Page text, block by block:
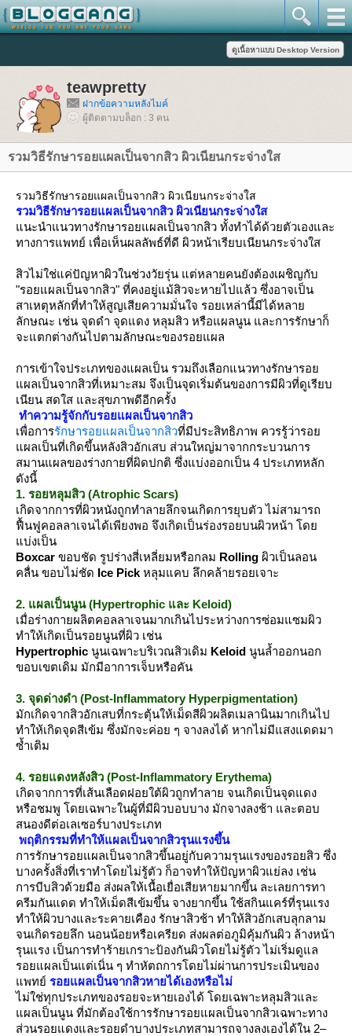
teawpretty
ฝากข้อความหลังไมค์
ผู้ติดตามบล็อก : 3 คน
รวมวิธีรักษารอยแผลเป็นจากสิว ผิวเนียนกระจ่างใส
รวมวิธีรักษารอยแผลเป็นจากสิว ผิวเนียนกระจ่างใส
รวมวิธีรักษารอยแผลเป็นจากสิว ผิวเนียนกระจ่างใส
นะนำแนวทางรักษารอยแผลเป็นจากสิว ทั้งทำได้ด้วยตัวเองและ
ทางการแพทย์ เพื่อเห็นผลลัพธ์ที่ดี ผิวหน้าเรียบเนียนกระจ่างใส
สิวไม่ใช่แค่ปัญหาผิวในช่วงวัยรุ่น แต่หลายคนยังต้องเผชิญกับ
"รอยแผลเป็นจากสิว" ที่คงอยู่แม้สิวจะหายไปแล้ว ซึ่งอาจเป็น
สาเหตุหลักที่ทำให้สูญเสียความมั่นใจ รอยเหล่านี้มีได้หลา
ลักษณะ เช่น จุดดำ จุดแดง หลุมสิว หรือแผลนูน และการรักษาก็
จะแตกต่างกันไปตามลักษณะของรอยแผล
การเข้าใจประเภทของแผลเป็น รวมถึงเลือกแนวทางรักษารอ
ผลเป็นจากสิวที่เหมาะสม จึงเป็นจุดเริ่มต้นของการมีผิวที่ดูเรียบ
เนียน สดใส และสุขภาพดีอีกครั้ง
ทำความรู้จักกับรอยแผลเป็นจากสิว
เพื่อการรักษารอยแผลเป็นจากสิวที่มีประสิทธิภาพ ควรรู้ว่ารอ
ผลเป็นที่เกิดขึ้นหลังสิวอักเสบ ส่วนใหญ่มาจากกระบวนการ
สมานแผลของร่างกายที่ผิดปกติ ซึ่งแบ่งออกเป็น 4 ประเภทหลัก
ดังนี้
1. รอยหลุมสิว (Atrophic Scars)
เกิดจากการที่ผิวหนังถูกทำลายลึกจนเกิดการยุบตัว ไม่สามารถ
ฟื้นฟูคอลลาเจนได้เพียงพอ จึงเกิดเป็นร่องรอยบนผิวหน้า โด
บ่งเป็น
Boxcar ขอบชัด รูปร่างสี่เหลี่ยมหรือกลม Rolling ผิวเป็นลอน
คลื่น ขอบไม่ชัด Ice Pick หลุมแคบ ลึกคล้ายรอยเจาะ
2. แผลเป็นนูน (Hypertrophic และ Keloid)
เมื่อร่างกายผลิตคอลลาเจนมากเกินไประหว่างการซ่อมแซมผิว
ทำให้เกิดเป็นรอยนูนที่ผิว เช่น
Hypertrophic นูนเฉพาะบริเวณสิวเดิม Keloid นูนล้ำออกนอก
ขอบเขตเดิม มักมีอาการเจ็บหรือคัน
3. จุดด่างดำ (Post-Inflammatory Hyperpigmentation)
มักเกิดจากสิวอักเสบที่กระตุ้นให้เม็ดสีผิวผลิตเมลานินมากเกินไป
ทำให้เกิดจุดสีเข้ม ซึ่งมักจะค่อย ๆ จางลงได้ หากไม่มีแสงแดดมา
ซ้ำเติม
4. รอยแดงหลังสิว (Post-Inflammatory Erythema)
เกิดจากการที่เส้นเลือดฝอยใต้ผิวถูกทำลาย จนเกิดเป็นจุดแดง
หรือชมพู โดยเฉพาะในผู้ที่มีผิวบอบบาง มักจางลงช้า และตอบ
สนองดีต่อเลเซอร์บางประเภท
พฤติกรรมที่ทำให้แผลเป็นจากสิวรุนแรงขึ้น
การรักษารอยแผลเป็นจากสิวขึ้นอยู่กับความรุนแรงของรอยสิว ซึ่ง
บางครั้งสิ่งที่เราทำโดยไม่รู้ตัว ก็อาจทำให้ปัญหาผิวแย่ลง เช่น
การบีบสิวด้วยมือ ส่งผลให้เนื้อเยื่อเสียหายมากขึ้น ละเลยการทา
ครีมกันแดด ทำให้เม็ดสีเข้มขึ้น จางยากขึ้น ใช้สกินแคร์ที่รุนแรง
ทำให้ผิวบางและระคายเคือง รักษาสิวช้า ทำให้สิวอักเสบลุกลาม
จนเกิดรอยลึก นอนน้อยหรือเครียด ส่งผลต่อภูมิคุ้มกันผิว ล้างหน้า
รุนแรง เป็นการทำร้ายเกราะป้องกันผิวโดยไม่รู้ตัว ไม่เริ่มดูแล
รอยแผลเป็นแต่เนิ่น ๆ ทำหัตถการโดยไม่ผ่านการประเมินของ
พทย์ รอยแผลเป็นจากสิวหายได้เองหรือไม่
ไม่ใช่ทุกประเภทของรอยจะหายเองได้ โดยเฉพาะหลุมสิวและ
ผลเป็นนูน ที่มักต้องใช้การรักษารอยแผลเป็นจากสิวเฉพาะทาง
ส่วนรอยแดงและรอยดำบางประเภทสามารถจางลงเองได้ใน 2–